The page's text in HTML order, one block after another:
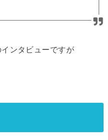
ンタビューですが